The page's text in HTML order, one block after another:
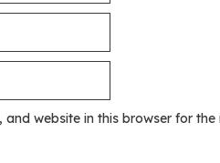
and website in this browser for